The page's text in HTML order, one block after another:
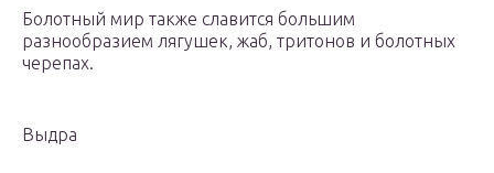
Болотный мир также славится большим
разнообразием лягушек, жаб, тритонов и болотных
черепах.
Выдра